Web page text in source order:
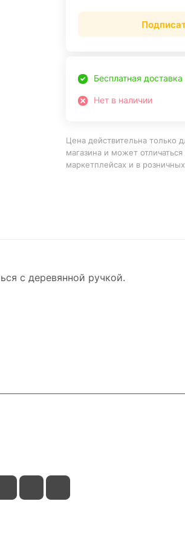
Бесплатная
Нет в наличии
Цена действительна только
магазина и может
маркетплейсах и в
с деревянной ручкой.